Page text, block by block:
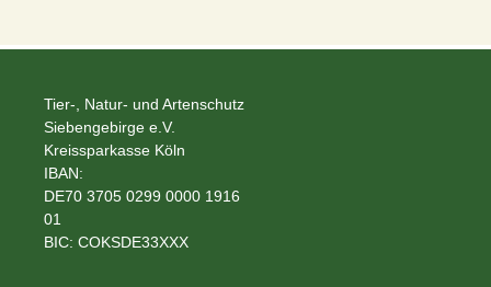
Tier-, Natur- und Artenschutz
Siebengebirge e.V.
Kreissparkasse Köln
IBAN:
DE70 3705 0299 0000 1916
01
BIC: COKSDE33XXX